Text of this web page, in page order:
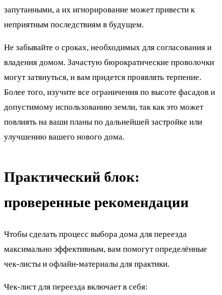
запутанными, а их игнорирование может привести к
неприятным последствиям в будущем.
Не забывайте о сроках, необходимых для согласования и
владения домом. Зачастую бюрократические проволочки
могут затянуться, и вам придется проявлять терпение.
Более того, изучите все ограничения по высоте фасадов и
допустимому использованию земли, так как это может
повлиять на ваши планы по дальнейшей застройке или
улучшению вашего нового дома.
Практический блок:
проверенные рекомендации
Чтобы сделать процесс выбора дома для переезда
максимально эффективным, вам помогут определённые
чек-листы и офлайн-материалы для практики.
Чек-лист для переезда включает в себя: